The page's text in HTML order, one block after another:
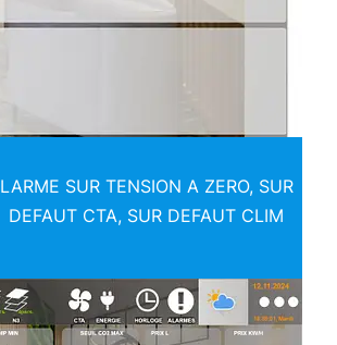
LARME SUR TENSION A ZERO, SUR
DEFAUT CTA, SUR DEFAUT CLIM